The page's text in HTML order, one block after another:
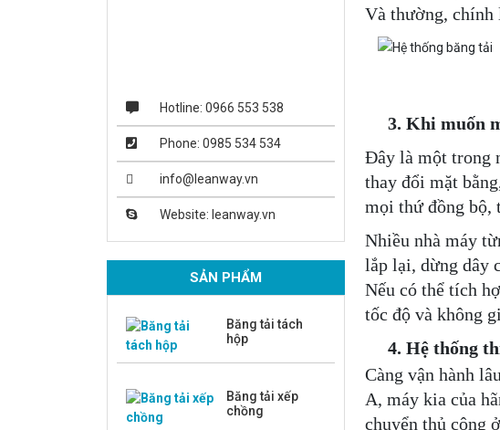
Và thường, chính
3. Khi muốn
Đây là một trong
thay đổi mặt
mọi thứ đồng bộ,
Nhiều nhà máy
lắp lại, dừng dây
Nếu có thể tích
tốc độ và không
4. Hệ thống
Càng vận hành
A, máy kia của
chuyển thủ công
Hotline: 0966 553 538
Phone: 0985 534 534
info@leanway.vn
Website: leanway.vn
SẢN PHẨM
Băng tải tách
hộp
Băng tải xếp
chồng